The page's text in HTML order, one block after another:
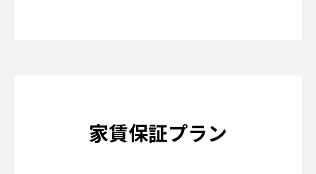
家賃保証プラン